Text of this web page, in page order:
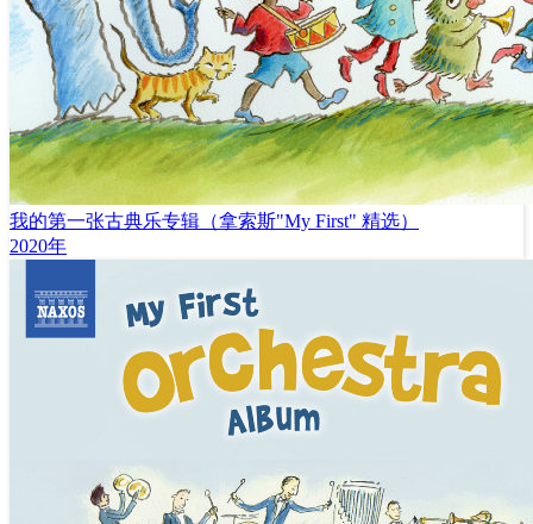
我的第一张古典乐专辑（拿索斯"My First" 精选）
2020年